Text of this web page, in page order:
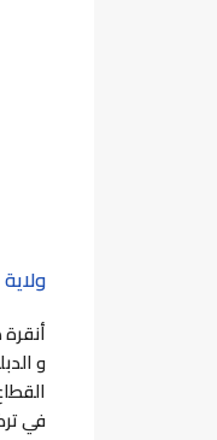
و
في تركيا بأكثر من 214 ألف